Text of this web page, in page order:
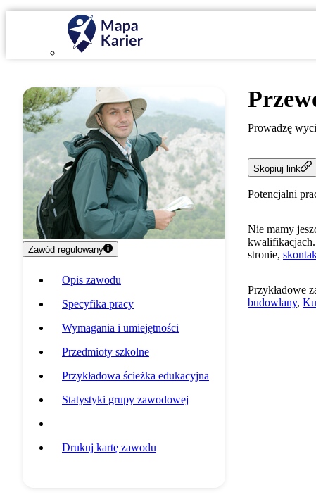
Zawód regulowany
Opis zawodu
Specyfika pracy
Wymagania i umiejętności
Przedmioty szkolne
Przykładowa ścieżka edukacyjna
Statystyki grupy zawodowej
Drukuj kartę zawodu
Prowadzę
Skopiuj link
Potencjalni
Nie mamy
kwalifikacjach.
stronie,
Przykładowe
budowlany,